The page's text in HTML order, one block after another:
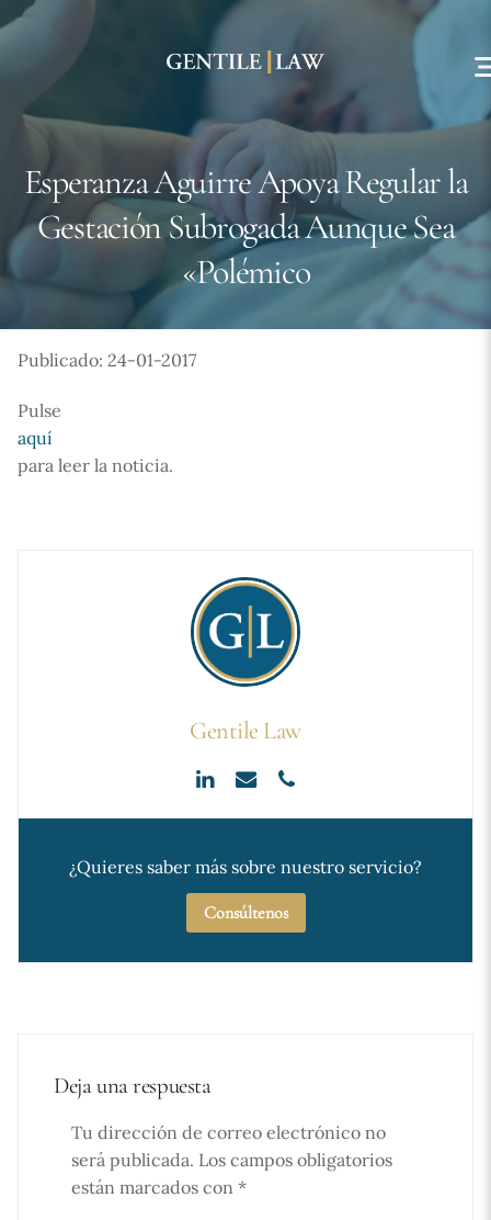
Skip
Esperanza Aguirre Apoya Regular la
Gestación Subrogada Aunque Sea
«Polémico
Publicado: 24-01-2017
Pulse
aquí
para leer la noticia.
Gentile Law
¿Quieres saber más sobre nuestro servicio?
Consúltenos
Deja una respuesta
Tu dirección de correo electrónico no
será publicada. Los campos obligatorios
están marcados con *